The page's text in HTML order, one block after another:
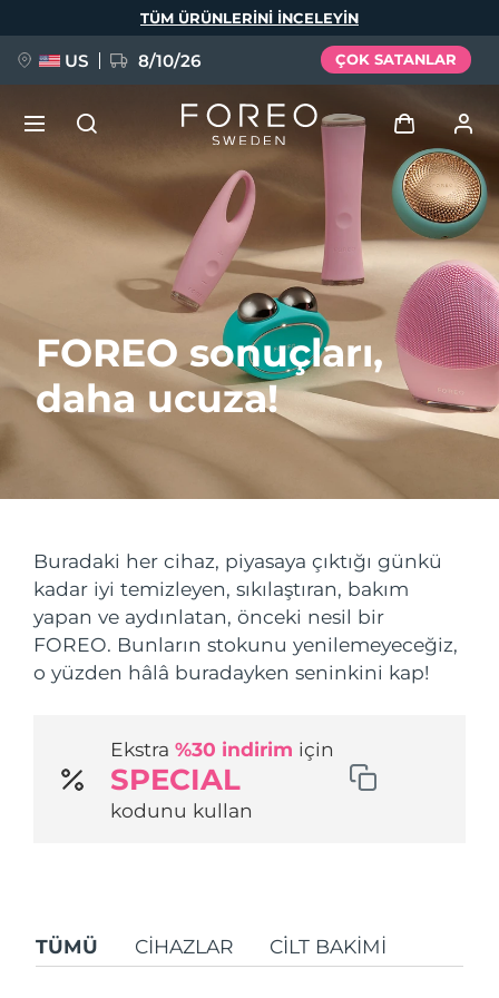
FOREO sonuçları,
daha ucuza!
Buradaki her cihaz, piyasaya çıktığı günkü
kadar iyi temizleyen, sıkılaştıran, bakım
yapan ve aydınlatan, önceki nesil bir
FOREO. Bunların stokunu yenilemeyeceğiz,
o yüzden hâlâ buradayken seninkini kap!
Ekstra%30 indirim için
SPECIAL
kodunu kullan
TÜMÜ CIHAZLAR CİLT BAKIMI
TÜM ÜRÜNLERINI INCELEYIN
US 8/10/26 ÇOK SATANLAR
Giriş
Kullanici profi̇li̇
Cihazlarım
Siparişlerim
Adresim
Aboneliklerim
YENİ
FAQ™ Pure Beauty-Tech Elixir
BREAKING NEWS
FAQ™ Dual LED Panel
POPÜLER
Özel teklifler Çok satanlar
Kırmızı Işık Terapisi
Dil Seçimi
Deutsch
Español
Français
Italiano
Português
Polski
Svenska
Русский
繁體中文
Nakliye ülkesi
Amerika Birleşik
Devletleri
Tahmini teslim tarihi
Birleşik Krallık Tahmini teslim tarihi8/9/26
Avustralya Tahmini teslim tarihi